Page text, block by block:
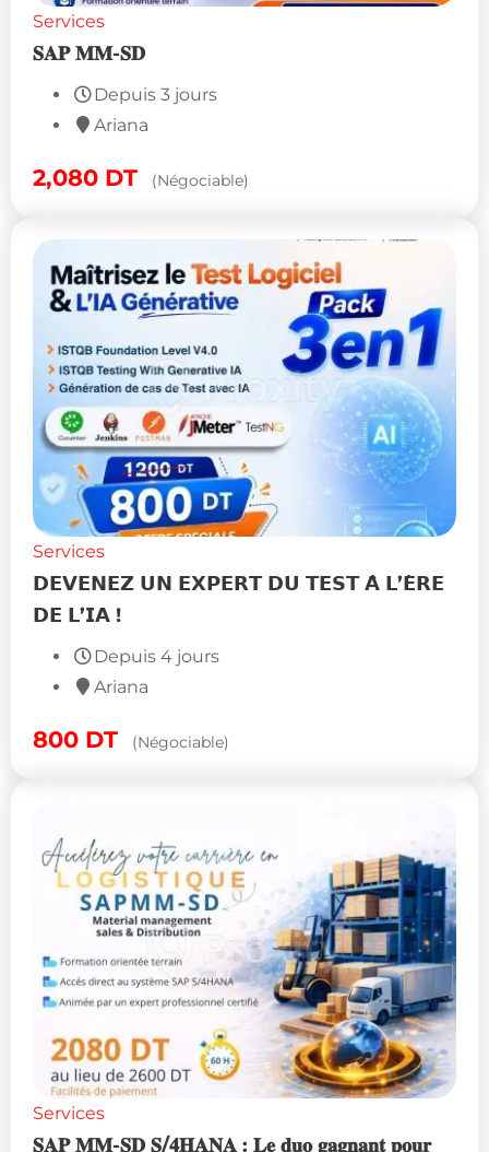
Services
𝐒𝐀𝐏 𝐌𝐌-𝐒𝐃
Depuis 3 jours
Ariana
2,080 DT (Négociable)
Services
𝗗𝗘𝗩𝗘𝗡𝗘𝗭 𝗨𝗡 𝗘𝗫𝗣𝗘𝗥𝗧 𝗗𝗨 𝗧𝗘𝗦𝗧 𝗔̀ 𝗟’𝗘̀𝗥𝗘
𝗗𝗘 𝗟’𝗜𝗔 !
Depuis 4 jours
Ariana
800 DT (Négociable)
Services
𝐒𝐀𝐏 𝐌𝐌-𝐒𝐃 𝐒/𝟒𝐇𝐀𝐍𝐀 : 𝐋𝐞 𝐝𝐮𝐨 𝐠𝐚𝐠𝐧𝐚𝐧𝐭 𝐩𝐨𝐮𝐫